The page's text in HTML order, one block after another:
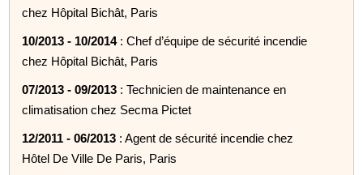
chez Hôpital Bichât, Paris
10/2013 - 10/2014: Chef d’équipe de sécurité incendie
chez Hôpital Bichât, Paris
07/2013 - 09/2013 : Technicien de maintenance en
climatisation chez Secma Pictet
12/2011 - 06/2013 : Agent de sécurité incendie chez
Hôtel De Ville De Paris, Paris